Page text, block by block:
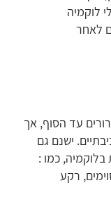
לוקמיה
לאחר
עד הסוף, אך
ישנם גם
בלוקמיה, כמו :
רקע